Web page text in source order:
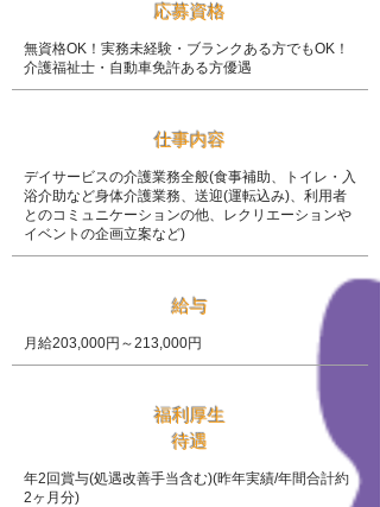
応募資格
無資格OK！実務未経験・ブランクある方でもOK！
介護福祉士・自動車免許ある方優遇
仕事内容
デイサービスの介護業務全般(食事補助、トイレ・入
浴介助など身体介護業務、 送迎(運転込み)、利用者
とのコミュニケーションの他、レクリエーションや
イベントの企画立案など)
給与
月給203,000円～213,000円
福利厚生
​待遇
年2回賞与(処遇改善手当含む)(昨年実績/年間合計約
2ヶ月分)